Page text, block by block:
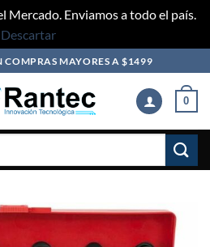
Mercado. Enviamos a todo el país.
Descartar
COMPRAS MAYORES A $1499
0